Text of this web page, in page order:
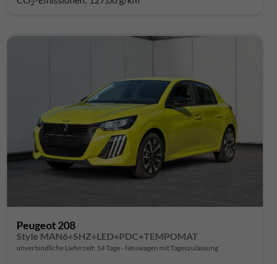
2
Peugeot 208
Style MAN6+SHZ+LED+PDC+TEMPOMAT
unverbindliche Lieferzeit: 14 Tage Neuwagen mit Tageszulassung